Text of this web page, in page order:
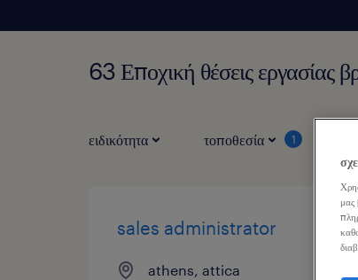
63 Εποχική θέσεις εργασίας
ειδικότητα τοποθεσία 1
sales administrator
athens, attica
μας